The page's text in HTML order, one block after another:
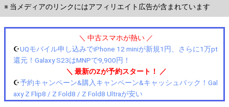
※ 当メディアのリンクにはアフィリエイト広告が含まれています
＼ 中古スマホが熱い ／
☪️UQモバイル申し込みでiPhone 12 miniが新規1円、さらに1万pt
還元！Galaxy S23はMNPで9,900円！
＼ 最新のZが予約スタート！ ／
☪️予約キャンペーン&購入キャンペーン&キャッシュバック！Gal
axy Z Flip8 / Z Fold8 / Z Fold8 Ultraが安い